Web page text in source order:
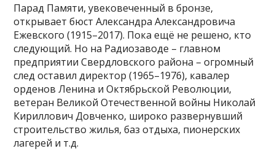
Парад Памяти, увековеченный в бронзе,
открывает бюст Александра Александровича
Ежевского (1915–2017). Пока ещё не решено, кто
следующий. Но на Радиозаводе – главном
предприятии Свердловского района – огромный
след оставил директор (1965–1976), кавалер
орденов Ленина и Октябрьской Революции,
ветеран Великой Отечественной войны Николай
Кириллович Довченко, широко развернувший
строительство жилья, баз отдыха, пионерских
лагерей и т.д.